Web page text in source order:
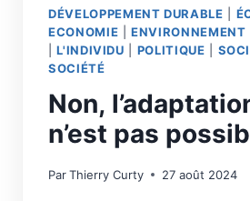
DÉVELOPPEMENT DURABLE
ECONOMIE |ENVIRONNEMENT
|L'INDIVIDU POLITIQUE
SOCIÉTÉ
Non,
n’est pas
ParThierry Curty 27 août 2024